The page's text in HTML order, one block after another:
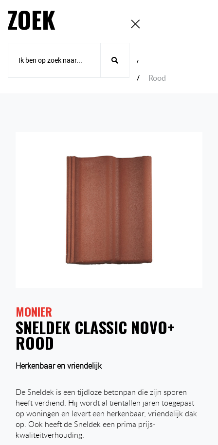
ZOEK
Home
Betonnen dakpannen
Rood
MONIER
SNELDEK CLASSIC NOVO+
ROOD
Herkenbaar en vriendelijk
De Sneldek is een tijdloze betonpan die zijn sporen
heeft verdiend. Hij wordt al tientallen jaren toegepast
op woningen en levert een herkenbaar, vriendelijk dak
op. Ook heeft de Sneldek een prima prijs-
kwaliteitverhouding.